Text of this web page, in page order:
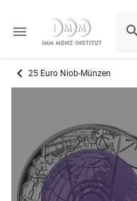
25 Euro Niob-Münzen